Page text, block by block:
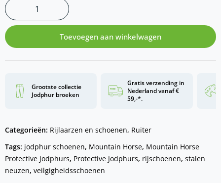
Toevoegen aan winkelwagen
Grootste collectie
Jodphur broeken
Gratis verzending in
Nederland vanaf €
59,-*.
Categorieën: Rijlaarzen en schoenen, Ruiter
Tags: jodphur schoenen, Mountain Horse, Mountain Horse
Protective Jodphurs, Protective Jodphurs, rijschoenen, stalen
neuzen, veilgigheidsschoenen